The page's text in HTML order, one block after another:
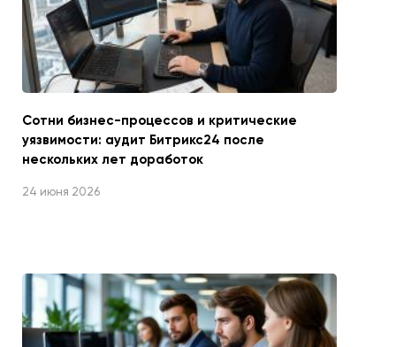
Сотни бизнес-процессов и критические
уязвимости: аудит Битрикс24 после
нескольких лет доработок
24 июня 2026